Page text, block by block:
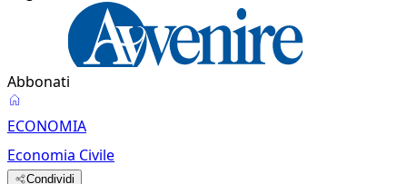
Abbonati
ECONOMIA
Economia Civile
Condividi